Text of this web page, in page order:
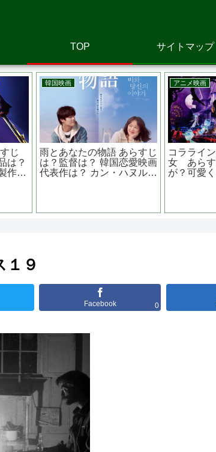
TOP サイトマップ
聡
役
洋画
ゴーストバスターズ/アフタ
ーライフ あらすじは？原作
は？続編？ ポール・ラッド
アニメ映画
モンスター
すじは？結
る？？
１９
Facebook 0